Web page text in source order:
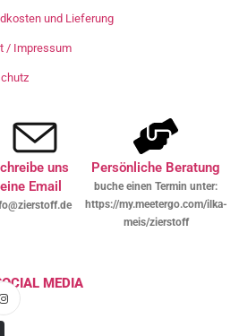
und Lieferung
/ Impressum
uns
eine Email
Persönliche Beratung
buche einen Termin unter:
https://my.meetergo.com/ilka-
meis/zierstoff
MEDIA